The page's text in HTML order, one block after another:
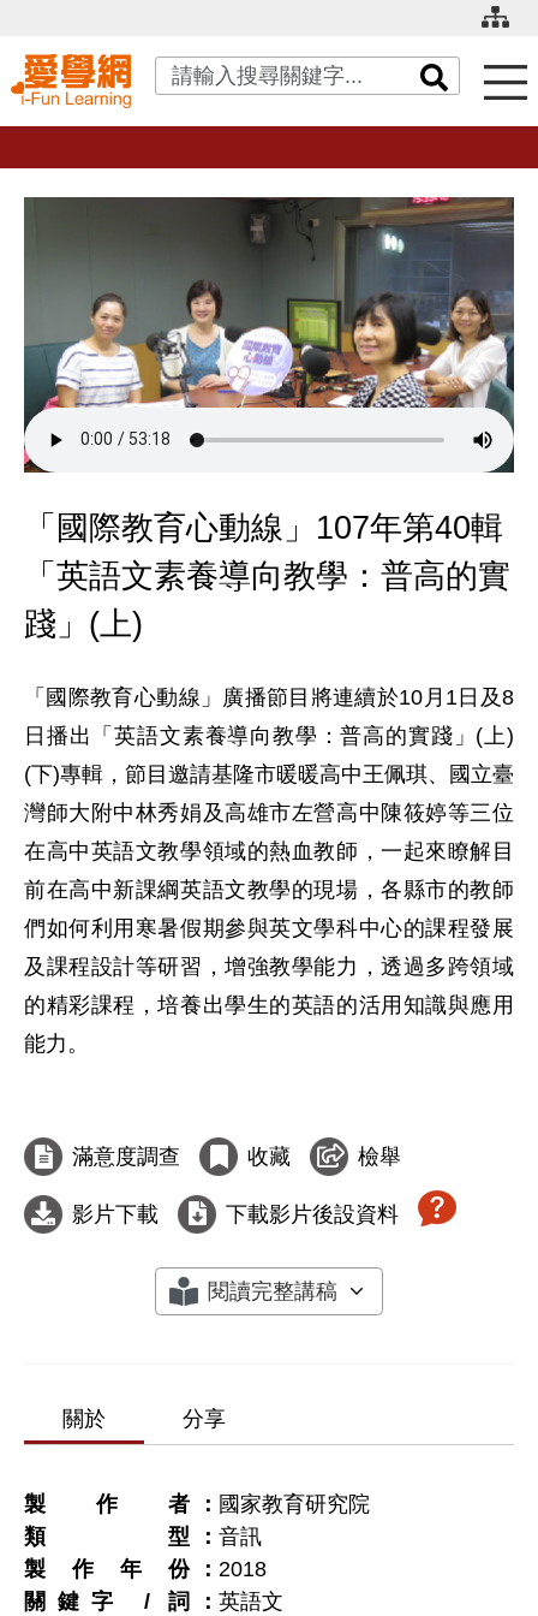
關鍵字搜尋
「國際教育心動線」107年第40輯
「英語文素養導向教學：普高的實
踐」(上)
「國際教育心動線」廣播節目將連續於10月1日及8
日播出「英語文素養導向教學：普高的實踐」(上)
(下)專輯，節目邀請基隆市暖暖高中王佩琪、國立臺
灣師大附中林秀娟及高雄市左營高中陳筱婷等三位
在高中英語文教學領域的熱血教師，一起來瞭解目
前在高中新課綱英語文教學的現場，各縣市的教師
們如何利用寒暑假期參與英文學科中心的課程發展
及課程設計等研習，增強教學能力，透過多跨領域
的精彩課程，培養出學生的英語的活用知識與應用
能力。
滿意度調查 收藏 檢舉
影片下載 下載影片後設資料
閱讀完整講稿
關於 分享
製作者
國家教育研究院
類型
音訊
製作年份
2018
關鍵字 / 詞
英語文